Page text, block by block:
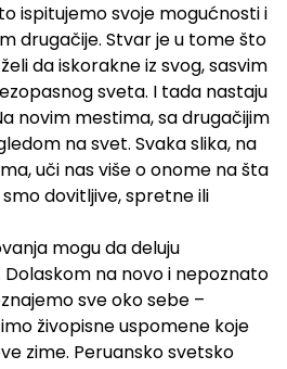
ispitujemo svoje mogućnosti i
drugačije. Stvar je u tome što
da iskorakne iz svog, sasvim
sveta. I tada nastaju
novim mestima, sa drugačijim
na svet. Svaka slika, na
uči nas više o onome na šta
dovitljive, spretne ili
mogu da deluju
Dolaskom na novo i nepoznato
sve oko sebe –
živopisne uspomene koje
zime. Peruansko svetsko